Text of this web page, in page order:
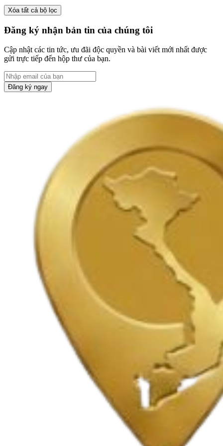
Xóa tất cả bộ lọc
Đăng ký nhận bản tin của chúng tôi
Cập nhật các tin tức, ưu đãi độc quyền và bài viết mới nhất được
gửi trực tiếp đến hộp thư của bạn.
Đăng ký ngay